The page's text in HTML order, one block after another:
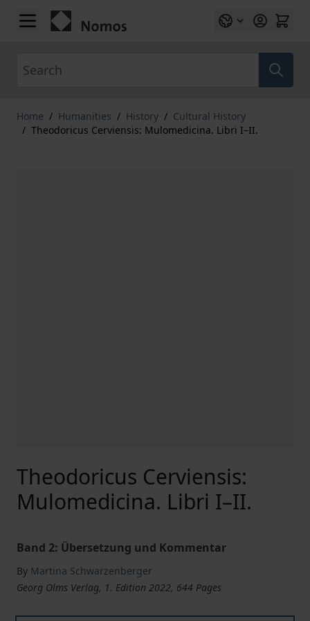
Skip to Content
Home / Humanities / History / Cultural History
/ Theodoricus Cerviensis: Mulomedicina. Libri I–II.
Theodoricus Cerviensis:
Mulomedicina. Libri I–II.
Band 2: Übersetzung und Kommentar
By Martina Schwarzenberger
Georg Olms Verlag, 1. Edition 2022, 644 Pages